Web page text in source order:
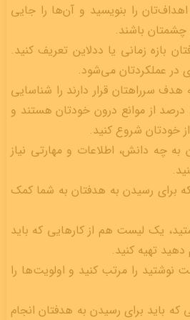
را بنویسید و آن‌ها را جایی
چشمتان باشند.
بازه زمانی یا ددلاین تعریف کنید.
در عملکردتان می‌شود.
سرراهتان قرار دارند را شناسایی
کنید. فراموش نکنید که 80 درصد از موانع درون خودتان هستند و
خودتان شروع کنید.
به چه دانش، اطلاعات و مهارتی نیاز
که برای رسیدن به هدفتان به شما کمک
یک لیست هم از کارهایی که باید
تهیه کنید.
نوشتید را مرتب کنید و اولویت‌ها را
باید برای رسیدن به هدفتان انجام